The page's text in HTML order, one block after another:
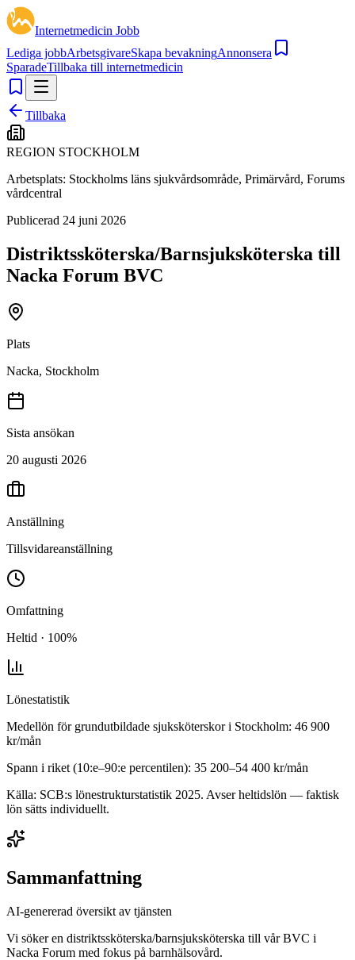
Internetmedicin Jobb
Lediga jobbArbetsgivareSkapa bevakningAnnonsera
SparadeTillbaka till internetmedicin
Tillbaka
REGION STOCKHOLM
Arbetsplats: Stockholms läns sjukvårdsområde, Primärvård, Forums
vårdcentral
Publicerad 24 juni 2026
Distriktssköterska/Barnsjuksköterska till
Nacka Forum BVC
Plats
Nacka, Stockholm
Sista ansökan
20 augusti 2026
Anställning
Tillsvidareanställning
Omfattning
Heltid · 100%
Lönestatistik
Medellön för grundutbildade sjuksköterskori Stockholm: 46 900
kr/mån
Spann i riket (10:e–90:e percentilen): 35 200–54 400 kr/mån
Källa: SCB:s lönestrukturstatistik 2025. Avser heltidslön — faktisk
lön sätts individuellt.
Sammanfattning
AI-genererad översikt av tjänsten
Vi söker en distriktssköterska/barnsjuksköterska till vår BVC i
Nacka Forum med fokus på barnhälsovård.